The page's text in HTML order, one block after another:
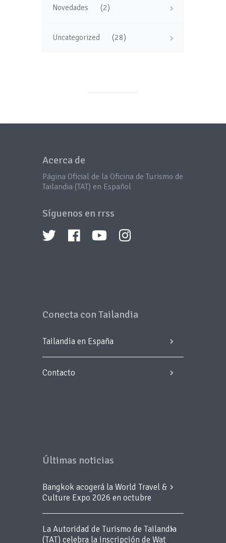
Novedades (2)
Uncategorized (28)
Acerca de
Página Oficial de la Oficina de Turismo de
Tailandia (TAT) en Español
Síguenos en rrss
Conecta con Tailandia
Tailandia en España
Contacto
Últimas noticias
Bangkok acogerá la World Travel &
Culture Expo 2026 en octubre
La Autoridad de Turismo de Tailandia
(TAT) celebra la inscripción de Wat